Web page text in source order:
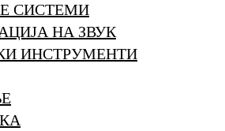
СИСТЕМИ
НА ЗВУК
ИНСТРУМЕНТИ